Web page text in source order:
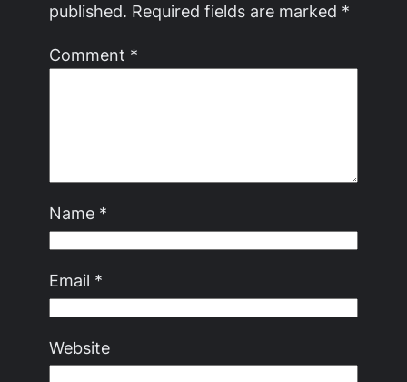
published. Required fields are marked *
Comment *
Name *
Email *
Website